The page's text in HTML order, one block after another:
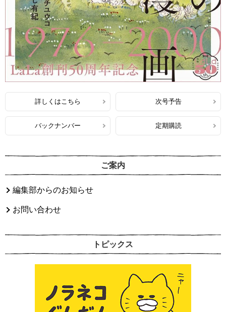
詳しくはこちら 次号予告
バックナンバー 定期購読
ご案内
編集部からのお知らせ
お問い合わせ
トピックス